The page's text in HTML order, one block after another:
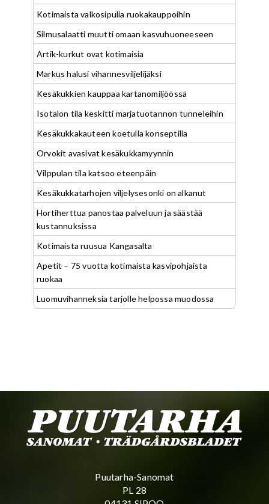
Kotimaista valkosipulia ruokakauppoihin
Silmusalaatti muutti omaan kasvuhuoneeseen
Artik-kurkut ovat kotimaisia
Markus halusi vihannesviljelijäksi
Kesäkukkien kauppaa kartanomiljöössä
Isotalon tila keskitti marjatuotannon tunneleihin
Kesäkukkakauteen koetulla konseptilla
Orvokit avasivat kesäkukkamyynnin
Vilppulan tila katsoo eteenpäin
Kesäkukkatarhojen viljelysesonki on alkanut
Hortiherttua panostaa palveluun ja säästää
kustannuksissa
Kotimaista ruusua Kangasalta
Apetit – 75 vuotta kotimaista kasvipohjaista
ruokaa
Luomuvihanneksia tarjolle helpossa muodossa
Puutarha-Sanomat
PL 28